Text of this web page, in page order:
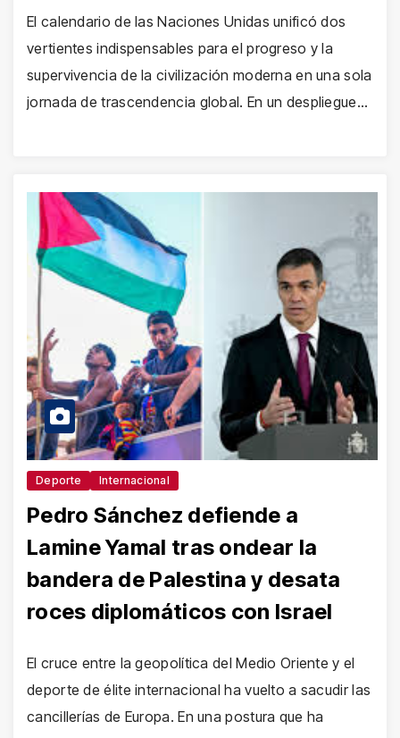
El calendario de las Naciones Unidas unificó dos
vertientes indispensables para el progreso y la
supervivencia de la civilización moderna en una sola
jornada de trascendencia global. En un despliegue…
Deporte Internacional
Pedro Sánchez defiende a
Lamine Yamal tras ondear la
bandera de Palestina y desata
roces diplomáticos con Israel
El cruce entre la geopolítica del Medio Oriente y el
deporte de élite internacional ha vuelto a sacudir las
cancillerías de Europa. En una postura que ha